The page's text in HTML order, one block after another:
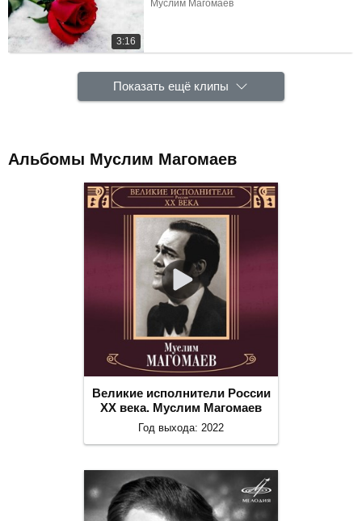
3:16
Муслим Магомаев
Показать ещё клипы
Альбомы Муслим Магомаев
Великие исполнители России
ХХ века. Муслим Магомаев
Год выхода: 2022